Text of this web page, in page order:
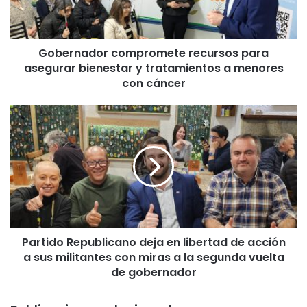
a
d
o
p
r
o
m
e
t
e
r
Gobernador compromete recursos para
asegurar bienestar y tratamientos a menores
con cáncer
P
a
r
t
i
d
o
R
e
Partido Republicano deja en libertad de acción
a sus militantes con miras a la segunda vuelta
de gobernador